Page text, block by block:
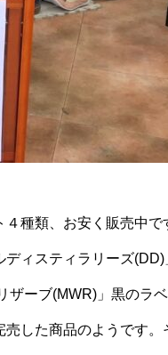
種類、お安く販売中で
ディスティラリーズ(DD)
ザーブ(MWR) 」黒のラ
した商品のようです。